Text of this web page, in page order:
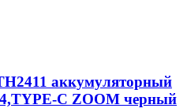
аккумуляторный
C ZOOM черный